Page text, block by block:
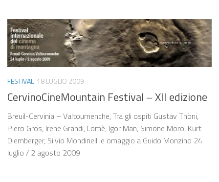
FESTIVAL 18 LUGLIO 2009
CervinoCineMountain Festival – XII edizione
Breuil-Cervinia – Valtournenche, Tra gli ospiti Gustav Thöni,
Piero Gros, Irene Grandi, Lomè, Igor Man, Simone Moro, Kurt
Diemberger, Silvio Mondinelli e omaggio a Guido Monzino 24
luglio / 2 agosto 2009